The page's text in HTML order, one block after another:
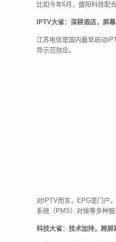
比如今年6月，盛阳科技配
IPTV大省：深耕酒店，屏
江苏电信是国内最早启动
导示范效应。
对IPTV而言，EPG是门户
系统（PMS）对接等多种
科技大省：技术加持，跨屏